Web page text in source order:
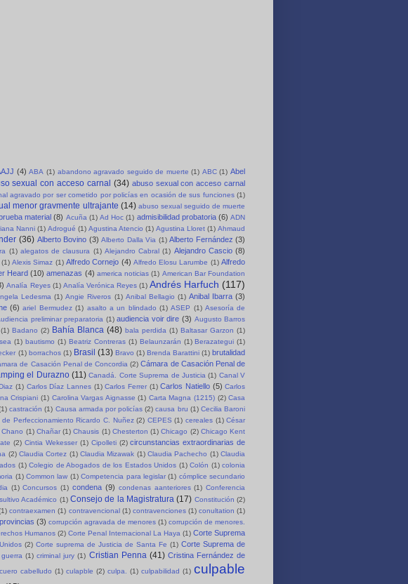
(4) ABA (1) abandono agravado seguido de muerte (1) ABC (1) Abel
sexual con acceso carnal (34) abuso sexual con acceso carnal
agravado por ser cometido por policías en ocasión de sus funciones (1)
menor gravmente ultrajante (14) abuso sexual seguido de muerte
material (8) Acuña (1) Ad Hoc (1) admisibilidad probatoria (6) ADN
Nanni (1) Adrogué (1) Agustina Atencio (1) Agustina Lloret (1) Ahmaud
(36) Alberto Bovino (3) Alberto Dalla Via (1) Alberto Fernández (3)
(1) alegatos de clausura (1) Alejandro Cabral (1) Alejandro Cascio (8)
(1) Alexis Simaz (1) Alfredo Cornejo (4) Alfredo Elosu Larumbe (1) Alfredo
Heard (10) amenazas (4) america noticias (1) American Bar Foundation
Analía Reyes (1) Analía Verónica Reyes (1) Andrés Harfuch (117)
Ledesma (1) Angie Riveros (1) Anibal Bellagio (1) Anibal Ibarra (3)
(6) ariel Bermudez (1) asalto a un blindado (1) ASEP (1) Asesoría de
preliminar preparatoria (1) audiencia voir dire (3) Augusto Barros
(1) Badano (2) Bahía Blanca (48) bala perdida (1) Baltasar Garzon (1)
(1) bautismo (1) Beatriz Contreras (1) Belaunzarán (1) Berazategui (1)
(1) borrachos (1) Brasil (13) Bravo (1) Brenda Barattini (1) brutalidad
de Casación Penal de Concordia (2) Cámara de Casación Penal de
el Durazno (11) Canadá. Corte Suprema de Justicia (1) Canal V
(1) Carlos Díaz Lannes (1) Carlos Ferrer (1) Carlos Natiello (5) Carlos
Crispiani (1) Carolina Vargas Aignasse (1) Carta Magna (1215) (2) Casa
castración (1) Causa armada por policías (2) causa bru (1) Cecilia Baroni
de Perfeccionamiento Ricardo C. Nuñez (2) CEPES (1) cereales (1) César
Chano (1) Chañar (1) Chausis (1) Chesterton (1) Chicago (2) Chicago Kent
(2) Cintia Wekesser (1) Cipolleti (2) circunstancias extraordinarias de
(2) Claudia Cortez (1) Claudia Mizawak (1) Claudia Pachecho (1) Claudia
(1) Colegio de Abogados de los Estados Unidos (1) Colón (1) colonia
(1) Common law (1) Competencia para legislar (1) cómplice secundario
(1) Concursos (1) condena (9) condenas aanteriores (1) Conferencia
Académico (1) Consejo de la Magistratura (17) Constitución (2)
contraexamen (1) contravencional (1) contravenciones (1) conultation (1)
(3) corrupción agravada de menores (1) corrupción de menores.
Humanos (2) Corte Penal Internacional La Haya (1) Corte Suprema
(2) Corte suprema de Justicia de Santa Fe (1) Corte Suprema de
(1) criminal jury (1) Cristian Penna (41) Cristina Fernández de
cuero cabelludo (1) culapble (2) culpa. (1) culpabilidad (1) culpable